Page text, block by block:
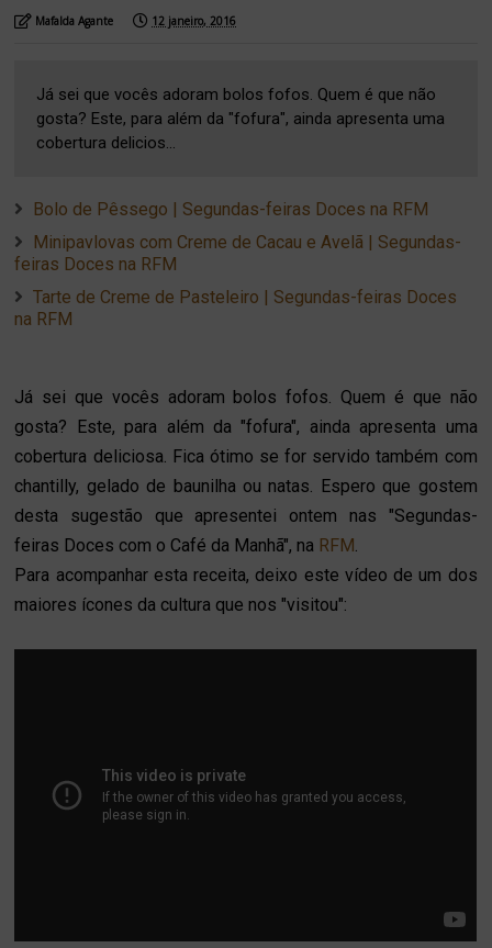
Mafalda Agante 12 janeiro, 2016
Já sei que vocês adoram bolos fofos. Quem é que não
gosta? Este, para além da "fofura", ainda apresenta uma
cobertura delicios...
Bolo de Pêssego | Segundas-feiras Doces na RFM
Minipavlovas com Creme de Cacau e Avelã | Segundas-
feiras Doces na RFM
Tarte de Creme de Pasteleiro | Segundas-feiras Doces
na RFM
Já sei que vocês adoram bolos fofos. Quem é que não
gosta? Este, para além da "fofura", ainda apresenta uma
cobertura deliciosa. Fica ótimo se for servido também com
chantilly, gelado de baunilha ou natas. Espero que gostem
desta sugestão que apresentei ontem nas "Segundas-
feiras Doces com o Café da Manhã", na RFM
Para acompanhar esta receita, deixo este vídeo de um dos
maiores ícones da cultura que nos "visitou":